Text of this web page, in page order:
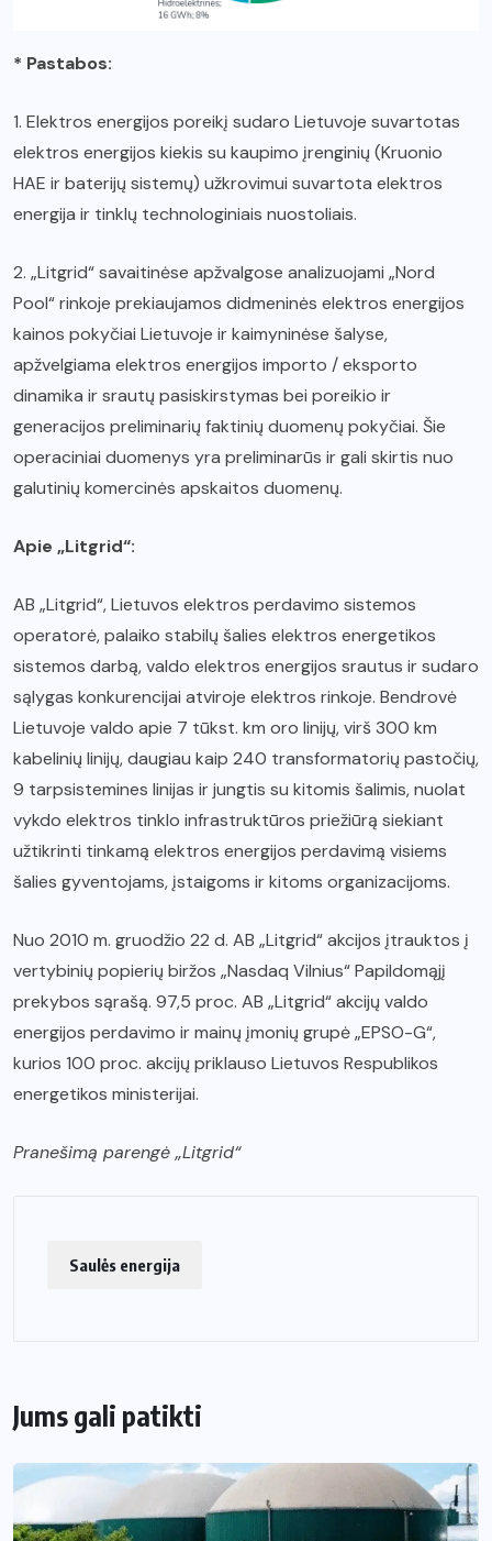
* Pastabos:
1. Elektros energijos poreikį sudaro Lietuvoje suvartotas
elektros energijos kiekis su kaupimo įrenginių (Kruonio
HAE ir baterijų sistemų) užkrovimui suvartota elektros
energija ir tinklų technologiniais nuostoliais.
2. „Litgrid“ savaitinėse apžvalgose analizuojami „Nord
Pool“ rinkoje prekiaujamos didmeninės elektros energijos
kainos pokyčiai Lietuvoje ir kaimyninėse šalyse,
apžvelgiama elektros energijos importo / eksporto
dinamika ir srautų pasiskirstymas bei poreikio ir
generacijos preliminarių faktinių duomenų pokyčiai. Šie
operaciniai duomenys yra preliminarūs ir gali skirtis nuo
galutinių komercinės apskaitos duomenų.
Apie „Litgrid“:
AB „Litgrid“, Lietuvos elektros perdavimo sistemos
operatorė, palaiko stabilų šalies elektros energetikos
sistemos darbą, valdo elektros energijos srautus ir sudaro
sąlygas konkurencijai atviroje elektros rinkoje. Bendrovė
Lietuvoje valdo apie 7 tūkst. km oro linijų, virš 300 km
kabelinių linijų, daugiau kaip 240 transformatorių pastočių,
9 tarpsistemines linijas ir jungtis su kitomis šalimis, nuolat
vykdo elektros tinklo infrastruktūros priežiūrą siekiant
užtikrinti tinkamą elektros energijos perdavimą visiems
šalies gyventojams, įstaigoms ir kitoms organizacijoms.
Nuo 2010 m. gruodžio 22 d. AB „Litgrid“ akcijos įtrauktos į
vertybinių popierių biržos „Nasdaq Vilnius“ Papildomąjį
prekybos sąrašą. 97,5 proc. AB „Litgrid“ akcijų valdo
energijos perdavimo ir mainų įmonių grupė „EPSO-G“,
kurios 100 proc. akcijų priklauso Lietuvos Respublikos
energetikos ministerijai.
Pranešimą parengė „Litgrid“
Saulės energija
Jums gali patikti